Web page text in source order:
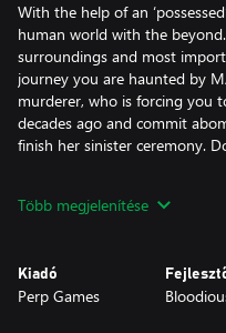
With the help of an
human world with the
surroundings and most
journey you are haunted by
murderer, who is forcing you
decades ago and commit
finish her sinister ceremony.
than one evil entity in
photos you take manually
truth. Search everything, pick
Több megjelenítése
Kiadó
Perp Games